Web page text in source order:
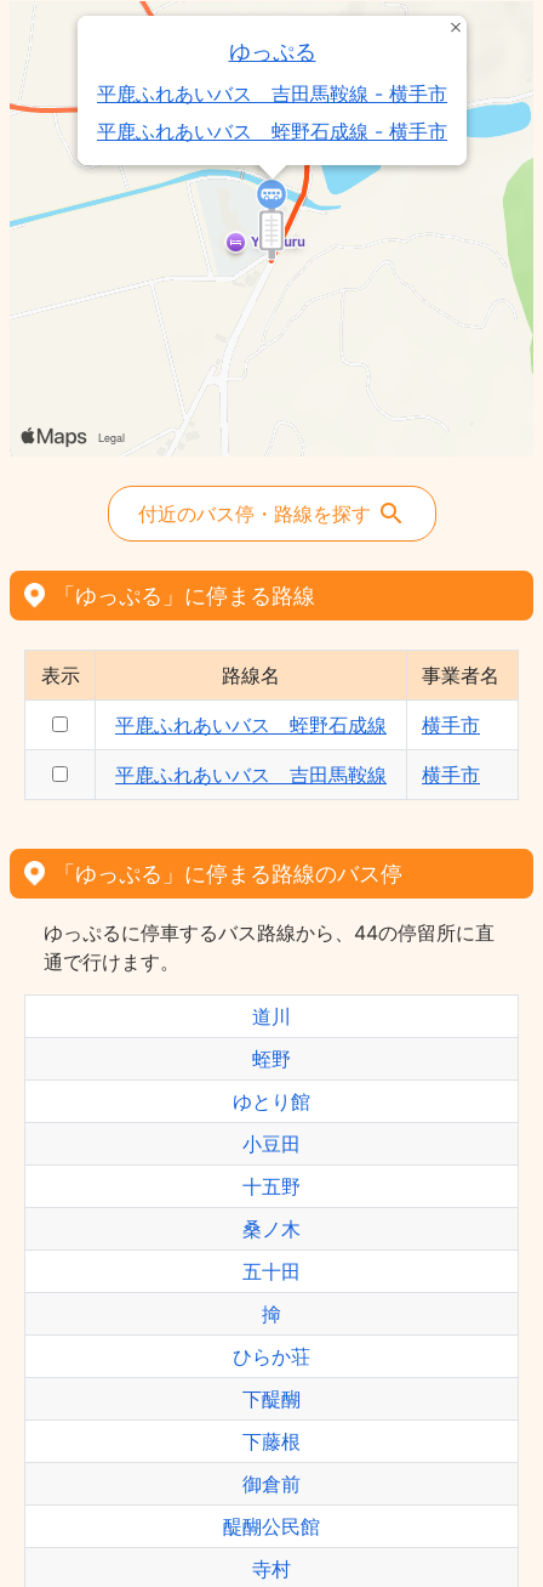
ゆっぷる
平鹿ふれあいバス 吉田馬鞍線 - 横手市
平鹿ふれあいバス 蛭野石成線 - 横手市
付近のバス停・路線を探す
「ゆっぷる」に停まる路線
表示 路線名 事業者名
平鹿ふれあいバス 蛭野石成線 横手市
平鹿ふれあいバス 吉田馬鞍線 横手市
「ゆっぷる」に停まる路線のバス停
ゆっぷるに停車するバス路線から、44の停留所に直
通で行けます。
道川
蛭野
ゆとり館
小豆田
十五野
桑ノ木
五十田
掵
ひらか荘
下醍醐
下藤根
御倉前
醍醐公民館
寺村